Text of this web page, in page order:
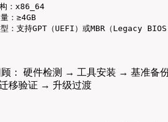
：x86_64
：≥4GB
：支持GPT（UEFI）或MBR（Legacy BIOS
顾： 硬件检测 → 工具安装 → 基准备
移验证 → 升级过渡